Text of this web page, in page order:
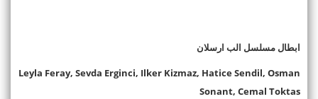
ابطال مسلسل الب ارسلان
Leyla Feray, Sevda Erginci, Ilker Kizmaz, Hatice Sendil, Osman
Sonant, Cemal Toktas